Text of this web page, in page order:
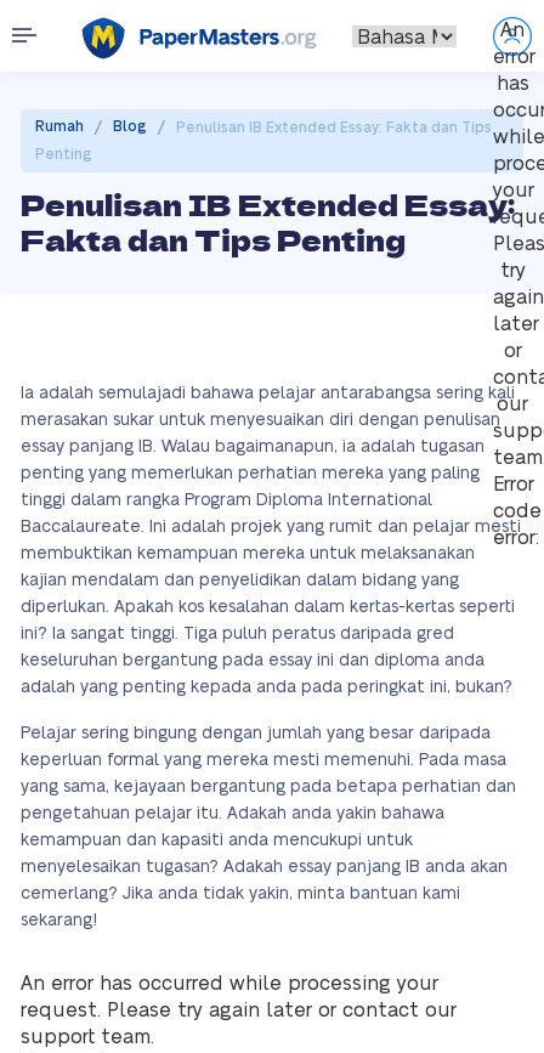
An
error
has
while
your
try
again
later
or
our
Error
code
error:
Rumah / Blog /
Penulisan IB Extended Essay: Fakta dan Tips
Penting
Penulisan IB Extended Essay:
Fakta dan Tips Penting
Ia adalah semulajadi bahawa pelajar antarabangsa sering kali
merasakan sukar untuk menyesuaikan diri dengan penulisan
essay panjang IB. Walau bagaimanapun, ia adalah tugasan
penting yang memerlukan perhatian mereka yang paling
tinggi dalam rangka Program Diploma International
Baccalaureate. Ini adalah projek yang rumit dan pelajar mesti
membuktikan kemampuan mereka untuk melaksanakan
kajian mendalam dan penyelidikan dalam bidang yang
diperlukan. Apakah kos kesalahan dalam kertas-kertas seperti
ini? Ia sangat tinggi. Tiga puluh peratus daripada gred
keseluruhan bergantung pada essay ini dan diploma anda
adalah yang penting kepada anda pada peringkat ini, bukan?
Pelajar sering bingung dengan jumlah yang besar daripada
keperluan formal yang mereka mesti memenuhi. Pada masa
yang sama, kejayaan bergantung pada betapa perhatian dan
pengetahuan pelajar itu. Adakah anda yakin bahawa
kemampuan dan kapasiti anda mencukupi untuk
menyelesaikan tugasan? Adakah essay panjang IB anda akan
cemerlang? Jika anda tidak yakin, minta bantuan kami
sekarang!
An error has occurred while processing your
request. Please try again later or contact our
support team.